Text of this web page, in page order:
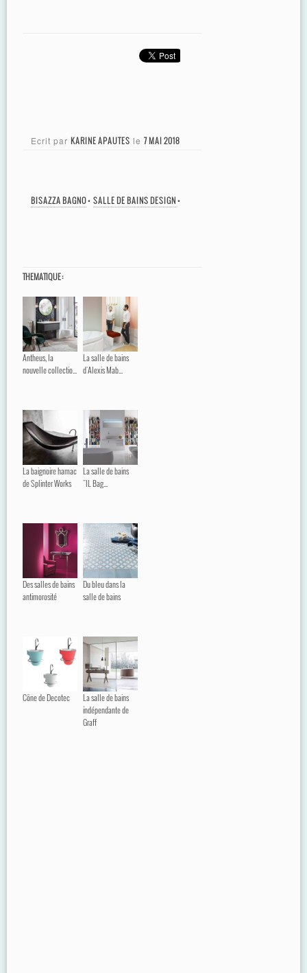
Ecrit par KARINE APAUTES le 7 MAI 2018
BISAZZA BAGNO• SALLE DE BAINS DESIGN•
THEMATIQUE :
Antheus, la
nouvelle collectio...
La salle de bains
d'Alexis Mab...
La baignoire hamac
de Splinter Works
La salle de bains
"IL Bag...
Des salles de bains
antimorosité
Du bleu dans la
salle de bains
Cône de Decotec
La salle de bains
indépendante de
Graff